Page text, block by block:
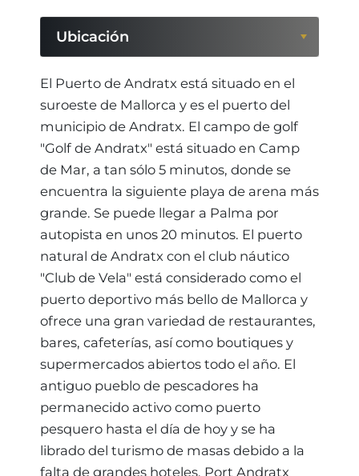
Ubicación
Ubicación
Región
El Puerto de Andratx está situado en el
suroeste de Mallorca y es el puerto del
municipio de Andratx. El campo de golf
"Golf de Andratx" está situado en Camp
de Mar, a tan sólo 5 minutos, donde se
encuentra la siguiente playa de arena más
grande. Se puede llegar a Palma por
autopista en unos 20 minutos. El puerto
natural de Andratx con el club náutico
"Club de Vela" está considerado como el
puerto deportivo más bello de Mallorca y
ofrece una gran variedad de restaurantes,
bares, cafeterías, así como boutiques y
supermercados abiertos todo el año. El
antiguo pueblo de pescadores ha
permanecido activo como puerto
pesquero hasta el día de hoy y se ha
librado del turismo de masas debido a la
falta de grandes hoteles. Port Andratx